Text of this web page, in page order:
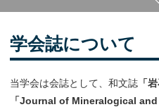
学会誌について
当学会は会誌として、和文誌 「
「Journal of Mineralogical